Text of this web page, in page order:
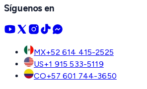
Síguenos en
MX+52 614 415-2525
US+1 915 533-5119
CO+57 601 744-3650